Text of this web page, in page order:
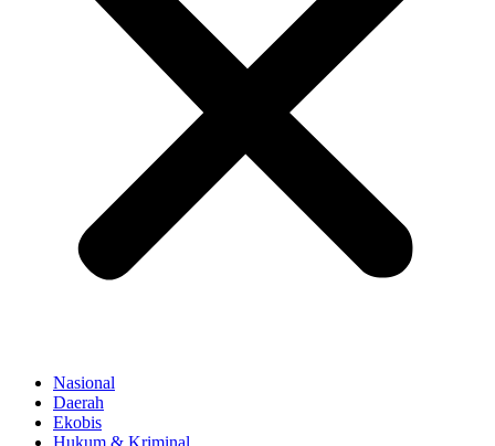
Nasional
Daerah
Ekobis
Hukum & Kriminal